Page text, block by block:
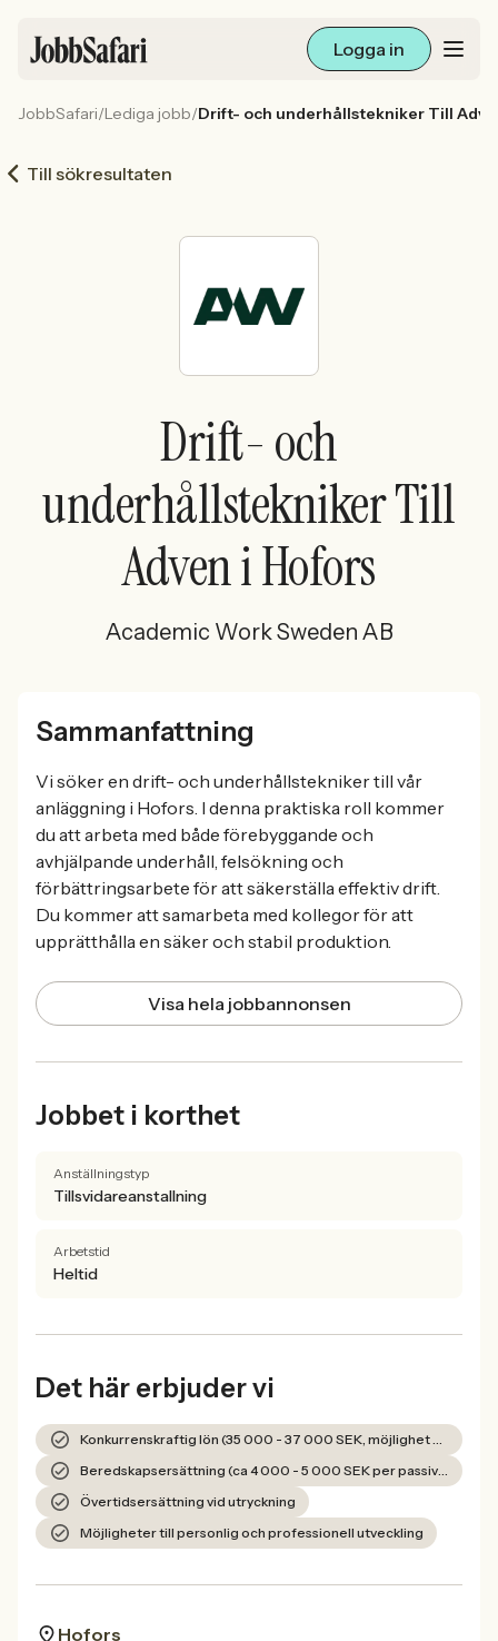
Logga in
Arbetsliv och karriär
För arbetsgivare
Sök med AI
Ny här? Skapa konto
JobbSafari/Lediga jobb/Drift- och underhållstekniker Till
Till sökresultaten
Drift- och
underhållstekniker Till
Adven i Hofors
Academic Work Sweden AB
Sammanfattning
Vi söker en drift- och underhållstekniker till vår
anläggning i Hofors. I denna praktiska roll kommer
du att arbeta med både förebyggande och
avhjälpande underhåll, felsökning och
förbättringsarbete för att säkerställa effektiv drift.
Du kommer att samarbeta med kollegor för att
upprätthålla en säker och stabil produktion.
Visa hela jobbannonsen
Jobbet i korthet
Anställningstyp
Tillsvidareanstallning
Arbetstid
Heltid
Det här erbjuder vi
Konkurrenskraftig lön (35 000 - 37 000 SEK, möjlighet upp till 39 000 SEK)
Beredskapsersättning (ca 4 000 - 5 000 SEK per passiv vecka)
Övertidsersättning vid utryckning
Möjligheter till personlig och professionell utveckling
Hofors